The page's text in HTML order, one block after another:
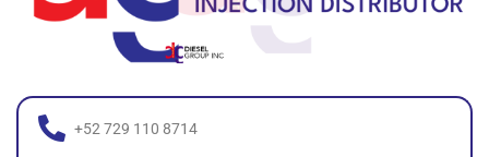
+52 729 110 8714